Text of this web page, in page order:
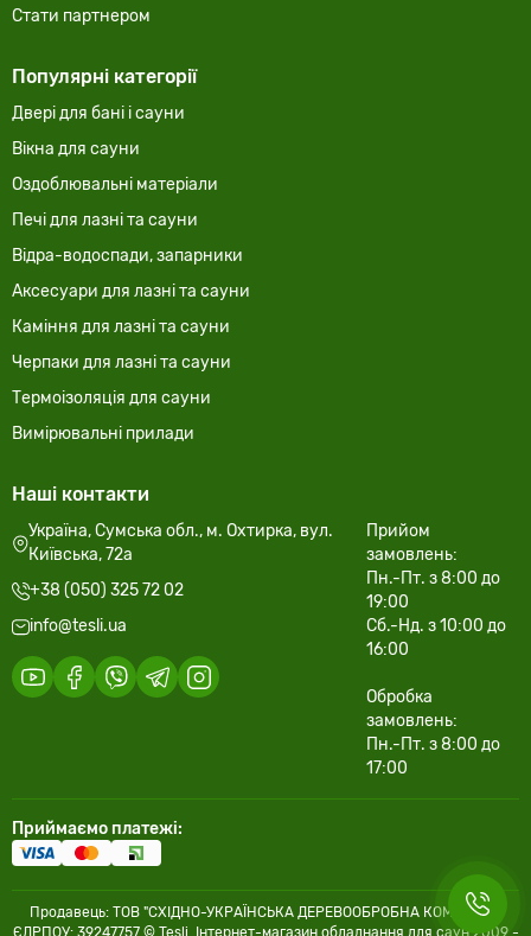
Стати партнером
Популярні категорії
Двері для бані і сауни
Вікна для сауни
Оздоблювальні матеріали
Печі для лазні та сауни
Відра-водоспади, запарники
Аксесуари для лазні та сауни
Каміння для лазні та сауни
Черпаки для лазні та сауни
Термоізоляція для сауни
Вимірювальні прилади
Наші контакти
Україна, Сумська обл., м. Охтирка, вул.
Київська, 72а
+38 (050) 325 72 02
info@tesli.ua
Прийом
замовлень:
Пн.-Пт. з 8:00 до
19:00
Сб.-Нд. з 10:00 до
16:00
Обробка
замовлень:
Пн.-Пт. з 8:00 до
17:00
Приймаємо платежі:
Продавець: ТОВ "СХІДНО-УКРАЇНСЬКА ДЕРЕВООБРОБНА КОМПАНІЯ"
ЄДРПОУ: 39247757 © Tesli. Інтернет-магазин обладнання для саун 2009 -